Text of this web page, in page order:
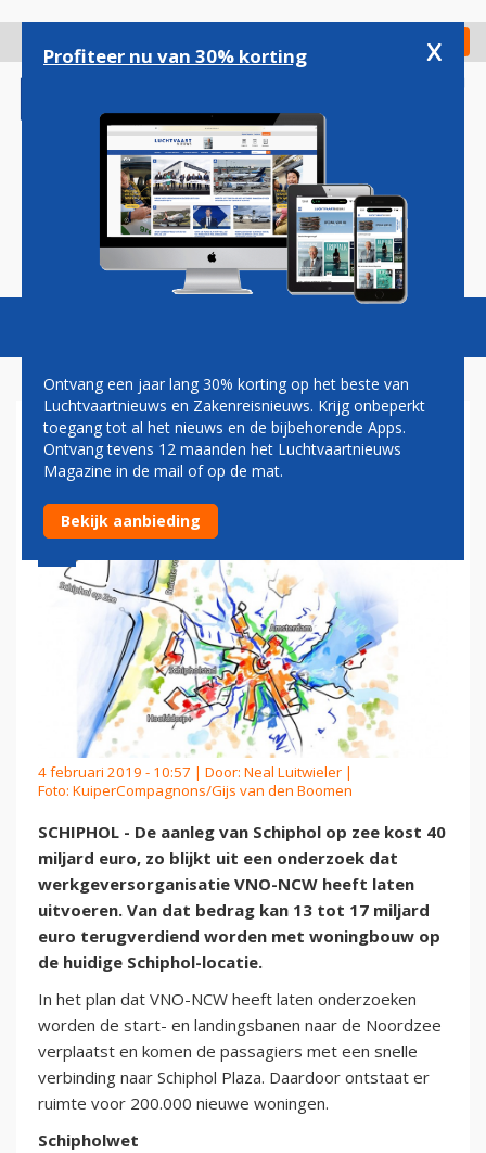
gaan
Check in
Magazine Podcasts Vacatures
'AANLEG SCHIPHOL OP ZEE
KOST 40 MILJARD EURO'
4 februari 2019 - 10:57 | Door: Neal Luitwieler |
Foto: KuiperCompagnons/Gijs van den Boomen
SCHIPHOL - De aanleg van Schiphol op zee kost 40
miljard euro, zo blijkt uit een onderzoek dat
werkgeversorganisatie VNO-NCW heeft laten
uitvoeren. Van dat bedrag kan 13 tot 17 miljard
euro terugverdiend worden met woningbouw op
de huidige Schiphol-locatie.
In het plan dat VNO-NCW heeft laten onderzoeken
worden de start- en landingsbanen naar de Noordzee
verplaatst en komen de passagiers met een snelle
verbinding naar Schiphol Plaza. Daardoor ontstaat er
ruimte voor 200.000 nieuwe woningen.
Schipholwet
Profiteer nu van 30% korting x
Ontvang een jaar lang 30% korting op het beste van
Luchtvaartnieuws en Zakenreisnieuws. Krijg onbeperkt
toegang tot al het nieuws en de bijbehorende Apps.
Ontvang tevens 12 maanden het Luchtvaartnieuws
Magazine in de mail of op de mat.
Bekijk aanbieding